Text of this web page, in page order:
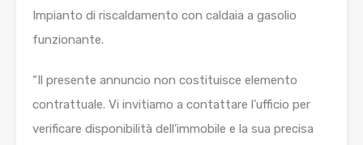
Impianto di riscaldamento con caldaia a gasolio
funzionante.
“Il presente annuncio non costituisce elemento
contrattuale. Vi invitiamo a contattare l’ufficio per
verificare disponibilità dell’immobile e la sua precisa